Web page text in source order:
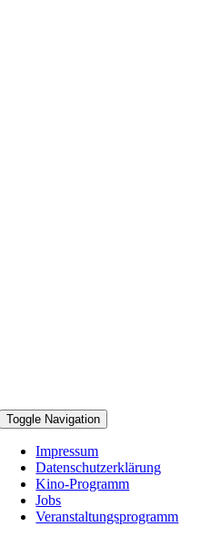
Toggle Navigation
Impressum
Datenschutzerklärung
Kino-Programm
Jobs
Veranstaltungsprogramm